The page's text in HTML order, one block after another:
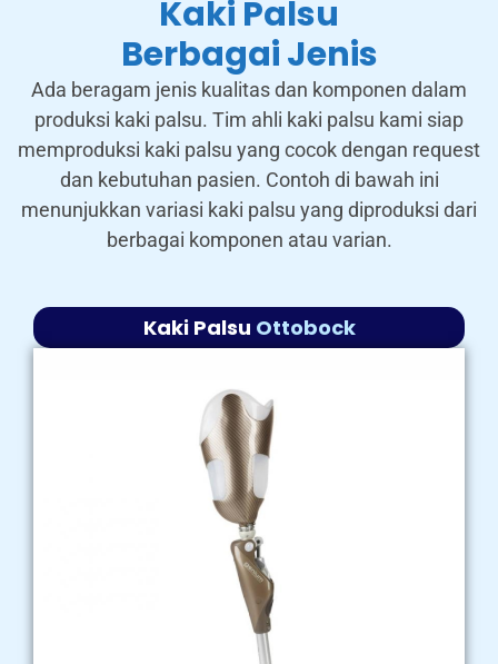
Kaki Palsu
Berbagai Jenis
Ada beragam jenis kualitas dan komponen dalam
produksi kaki palsu. Tim ahli kaki palsu kami siap
memproduksi kaki palsu yang cocok dengan request
dan kebutuhan pasien. Contoh di bawah ini
menunjukkan variasi kaki palsu yang diproduksi dari
berbagai komponen atau varian.
Kaki Palsu Ottobock